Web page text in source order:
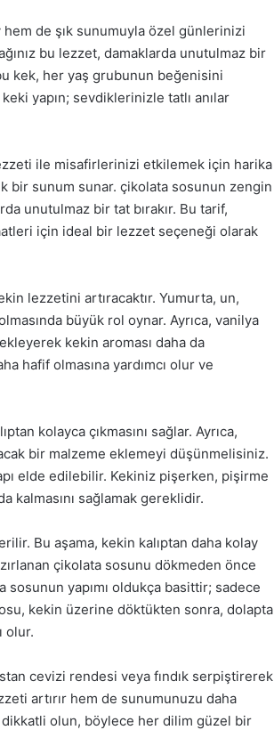
hem de şık sunumuyla özel günlerinizi
bu lezzet, damaklarda unutulmaz bir
kek, her yaş grubunun beğenisini
yapın; sevdiklerinizle tatlı anılar
ile misafirlerinizi etkilemek için harika
bir sunum sunar. çikolata sosunun zengin
unutulmaz bir tat bırakır. Bu tarif,
için ideal bir lezzet seçeneği olarak
lezzetini artıracaktır. Yumurta, un,
büyük rol oynar. Ayrıca, vanilya
kekin aroması daha da
hafif olmasına yardımcı olur ve
kolayca çıkmasını sağlar. Ayrıca,
bir malzeme eklemeyi düşünmelisiniz.
elde edilebilir. Kekiniz pişerken, pişirme
kalmasını sağlamak gereklidir.
Bu aşama, kekin kalıptan daha kolay
çikolata sosunu dökmeden önce
yapımı oldukça basittir; sadece
kekin üzerine döktükten sonra, dolapta
olur.
cevizi rendesi veya fındık serpiştirerek
artırır hem de sunumunuzu daha
olun, böylece her dilim güzel bir